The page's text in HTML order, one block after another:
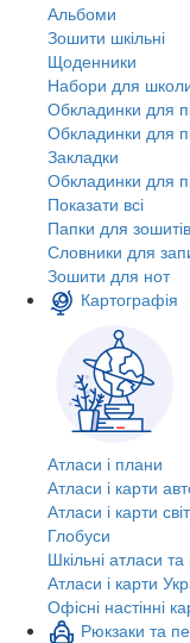
Альбоми
Зошити шкільні
Щоденники
Набори для
Обкладинки для
Обкладинки для
Закладки
Обкладинки для
Показати всі
Папки для
Словники для
Зошити для нот
Картографія
Атласи і плани
Атласи і карти
Атласи і карти
Глобуси
Шкільні атласи та
Атласи і карти
Офісні настінні
Рюкзаки та